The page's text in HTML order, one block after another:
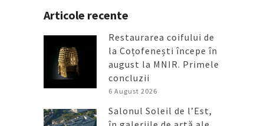
Articole recente
Restaurarea coifului de
la Coțofenești începe în
august la MNIR. Primele
concluzii
6 August 2026
Salonul Soleil de l’Est,